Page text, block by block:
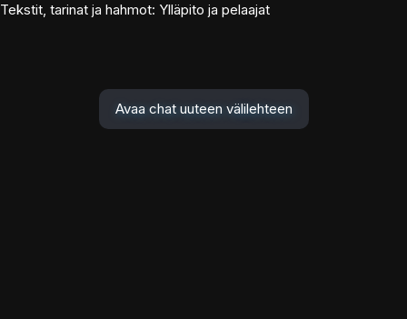
Tekstit, tarinat ja hahmot: Ylläpito ja pelaajat
Avaa chat uuteen välilehteen